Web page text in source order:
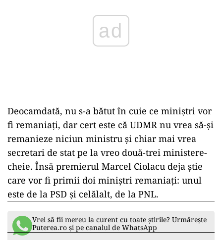
Deocamdată, nu s-a bătut în cuie ce miniștri vor
fi remaniați, dar cert este că UDMR nu vrea să-și
remanieze niciun ministru și chiar mai vrea
secretari de stat pe la vreo două-trei ministere-
cheie. Însă premierul Marcel Ciolacu deja știe
care vor fi primii doi miniștri remaniați: unul
este de la PSD și celălalt, de la PNL.
Vrei să fii mereu la curent cu toate știrile? Urmărește
Puterea.ro și pe canalul de WhatsApp